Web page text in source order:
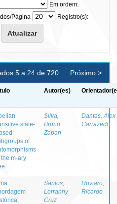
Em ordem:
Página
Registro(s):
5 a 24 de 720 Próximo >
Autor(es)
state-
of
the m-ary
Silva,
Bruno
Zaban
Dantas, Alex
Carrazedo
Santos,
Lorranny
Cruz
Ruviaro,
Ricardo